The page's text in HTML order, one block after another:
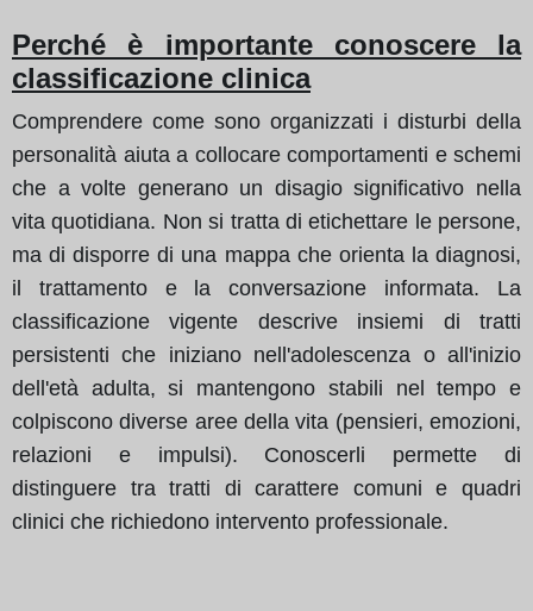
Perché è importante conoscere la
classificazione clinica
Comprendere come sono organizzati i disturbi della
personalità aiuta a collocare comportamenti e schemi
che a volte generano un disagio significativo nella
vita quotidiana. Non si tratta di etichettare le persone,
ma di disporre di una mappa che orienta la diagnosi,
il trattamento e la conversazione informata. La
classificazione vigente descrive insiemi di tratti
persistenti che iniziano nell'adolescenza o all'inizio
dell'età adulta, si mantengono stabili nel tempo e
colpiscono diverse aree della vita (pensieri, emozioni,
relazioni e impulsi). Conoscerli permette di
distinguere tra tratti di carattere comuni e quadri
clinici che richiedono intervento professionale.